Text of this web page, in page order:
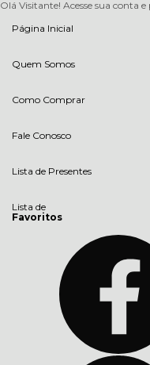
Olá Visitante! Acesse sua conta e
Página Inicial
Quem Somos
Como Comprar
Fale Conosco
Lista de Presentes
Lista de
Favoritos